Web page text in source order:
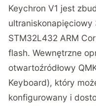
Keychron V1 jest
STM32L432 ARM
flash. Wewnętrzne
otwartoźródłowy
Keyboard), który
konfigurowany i